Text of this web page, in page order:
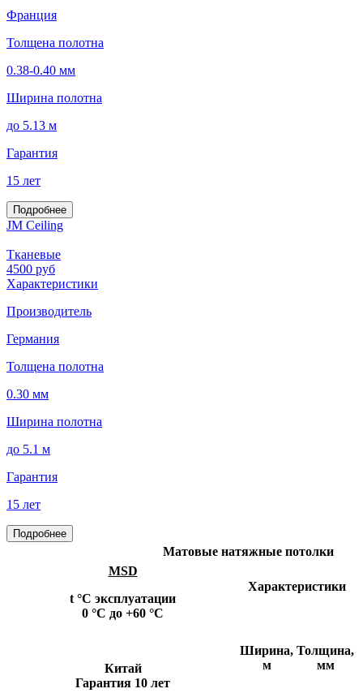
Франция
Толщена полотна
0.38-0.40 мм
Ширина полотна
до 5.13 м
Гарантия
15 лет
Подробнее
JM Ceiling
Тканевые
4500 руб
Характеристики
Производитель
Германия
Толщена полотна
0.30 мм
Ширина полотна
до 5.1 м
Гарантия
15 лет
Подробнее
Матовые натяжные потолки
MSD
t °С эксплуатации
0 °С до +60 °С
Китай
Гарантия 10 лет
Характеристики
Ширина,
м
Толщина,
мм